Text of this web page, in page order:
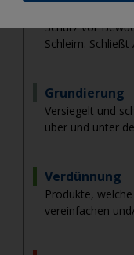
Schutz vor
Schleim.
Grundierung
Versiegelt und
über und unter
Verdünnung
Produkte,
vereinfachen